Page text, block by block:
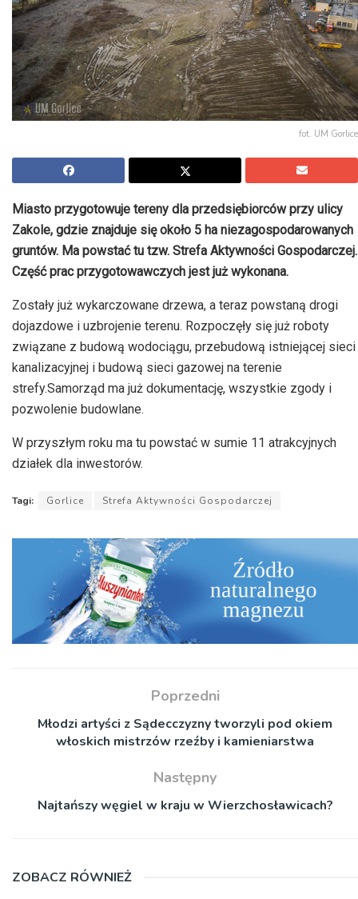
fot. UM Gorlice
Miasto przygotowuje tereny dla przedsiębiorców przy ulicy
Zakole, gdzie znajduje się około 5 ha niezagospodarowanych
gruntów. Ma powstać tu tzw. Strefa Aktywności Gospodarczej.
Część prac przygotowawczych jest już wykonana.
Zostały już wykarczowane drzewa, a teraz powstaną drogi
dojazdowe i uzbrojenie terenu. Rozpoczęły się już roboty
związane z budową wodociągu, przebudową istniejącej sieci
kanalizacyjnej i budową sieci gazowej na terenie
strefy.Samorząd ma już dokumentację, wszystkie zgody i
pozwolenie budowlane.
W przyszłym roku ma tu powstać w sumie 11 atrakcyjnych
działek dla inwestorów.
Tagi: Gorlice Strefa Aktywności Gospodarczej
Poprzedni
Młodzi artyści z Sądecczyzny tworzyli pod okiem
włoskich mistrzów rzeźby i kamieniarstwa
Następny
Najtańszy węgiel w kraju w Wierzchosławicach?
ZOBACZ RÓWNIEŻ